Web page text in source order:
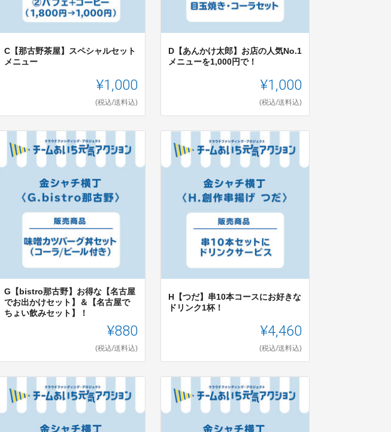
C【那古野茶屋】スペシャルセット
メニュー
¥1,000
(税込/送料込)
D【あんかけ太郎】お店の人気No.1
メニューを1,000円で！
¥1,000
(税込/送料込)
G【bistro那古野】お得な【名古屋
でお出かけセット】＆【名古屋で
ちょい飲みセット】！
¥880
(税込/送料込)
H【つだ】串10本コースにお好きな
ドリンク1杯！
¥4,460
(税込/送料込)